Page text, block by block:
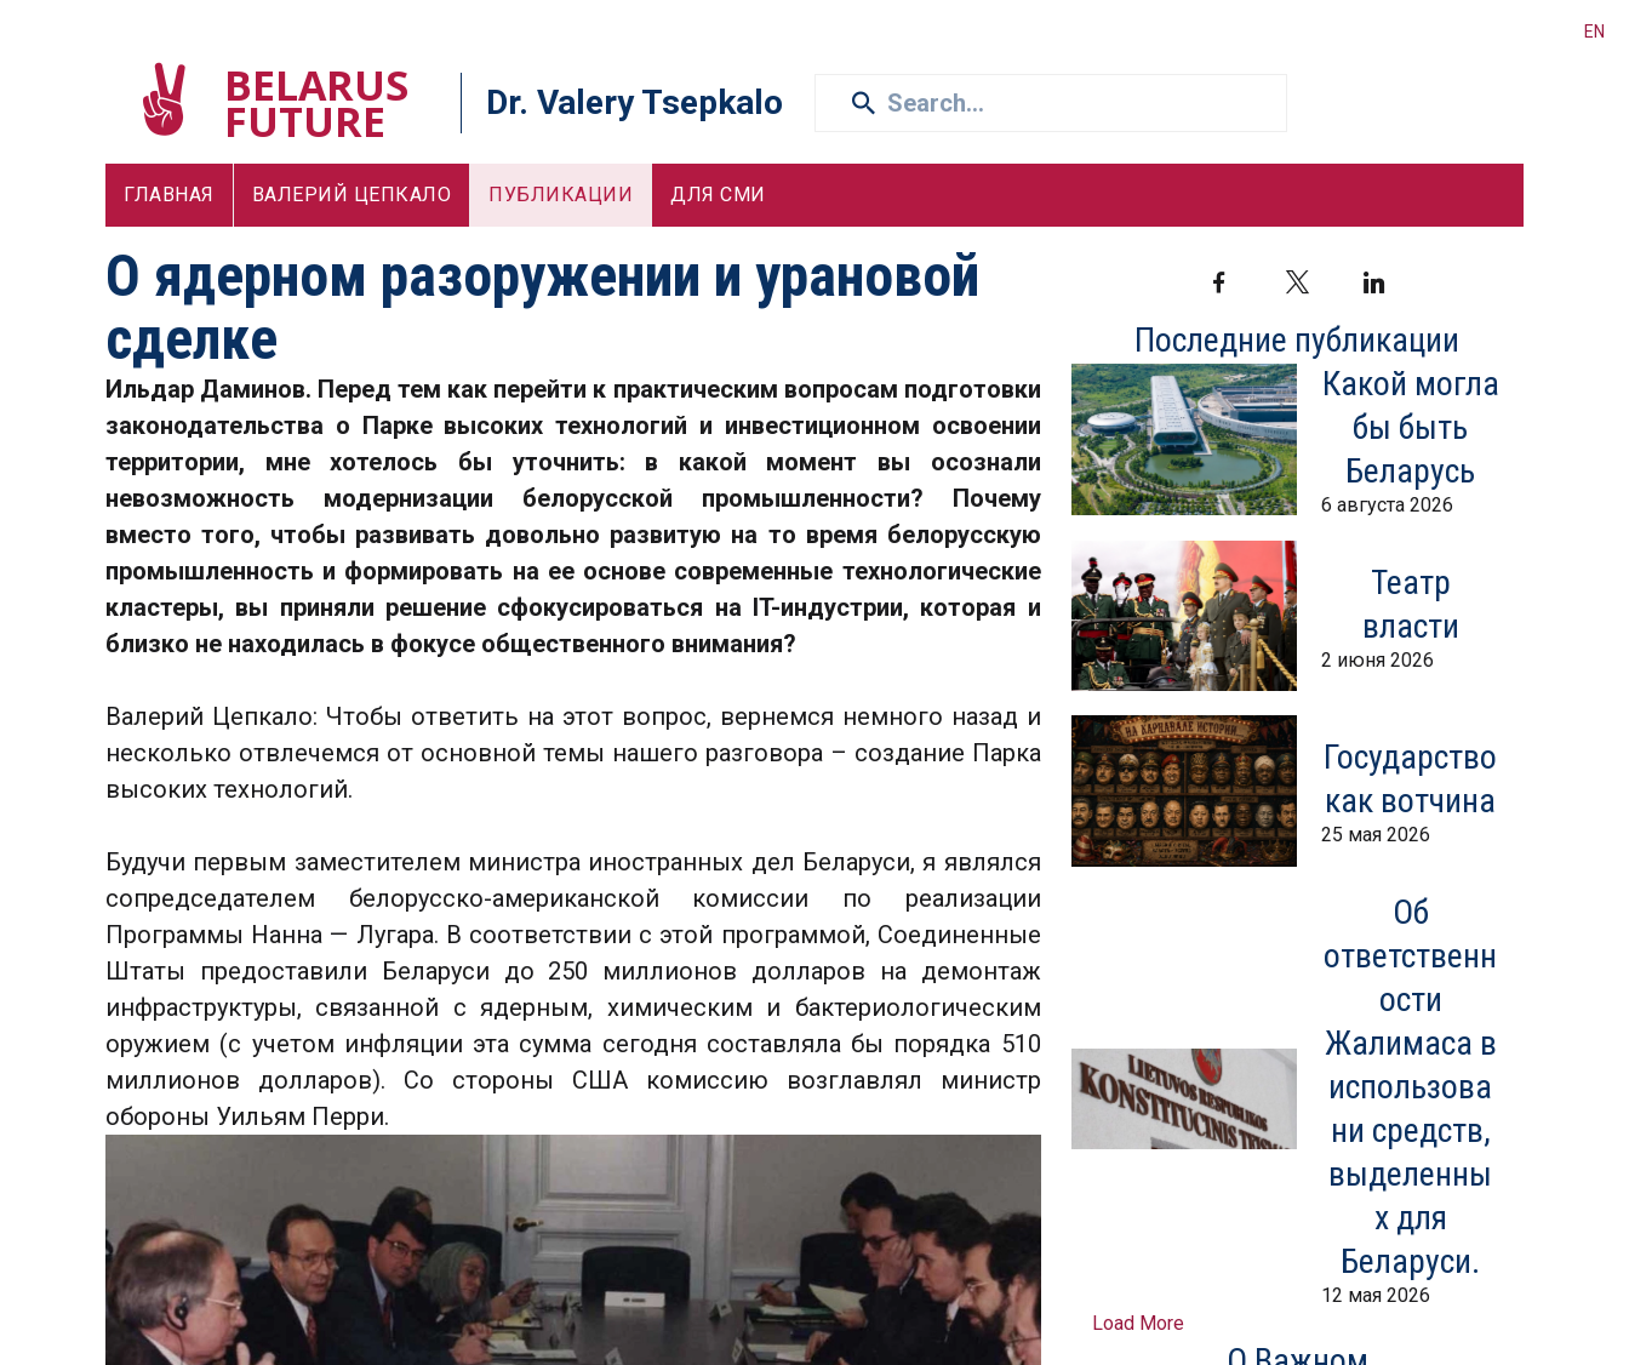
EN
BELARUS
FUTURE Dr. Valery Tsepkalo
ГЛАВНАЯ ВАЛЕРИЙ ЦЕПКАЛО ПУБЛИКАЦИИ ДЛЯ СМИ
О ядерном разоружении и урановой
сделке
Ильдар Даминов. Перед тем как перейти к практическим вопросам подготовки
законодательства о Парке высоких технологий и инвестиционном освоении
территории, мне хотелось бы уточнить: в какой момент вы осознали
невозможность модернизации белорусской промышленности? Почему
вместо того, чтобы развивать довольно развитую на то время белорусскую
промышленность и формировать на ее основе современные технологические
кластеры, вы приняли решение сфокусироваться на IT-индустрии, которая и
близко не находилась в фокусе общественного внимания?
Валерий Цепкало: Чтобы ответить на этот вопрос, вернемся немного назад и
несколько отвлечемся от основной темы нашего разговора – создание Парка
высоких технологий.
Будучи первым заместителем министра иностранных дел Беларуси, я являлся
сопредседателем белорусско-американской комиссии по реализации
Программы Нанна — Лугара. В соответствии с этой программой, Соединенные
Штаты предоставили Беларуси до 250 миллионов долларов на демонтаж
инфраструктуры, связанной с ядерным, химическим и бактериологическим
оружием (с учетом инфляции эта сумма сегодня составляла бы порядка 510
миллионов долларов). Со стороны США комиссию возглавлял министр
обороны Уильям Перри.
Facebook Twitter
Последние публикации
Какой могла
бы быть
Беларусь
6 августа 2026
Театр
власти
2 июня 2026
Государство
как вотчина
25 мая 2026
Об
ответственн
ости
Жалимаса в
использова
ни средств,
выделенны
х для
Беларуси.
12 мая 2026
Load More